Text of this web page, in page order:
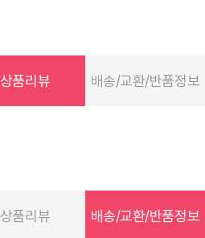
상품리뷰 배송/교환/반품정보
상품리뷰 배송/교환/반품정보